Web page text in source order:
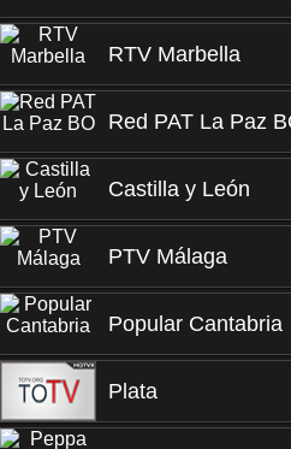
RTV Marbella
Red PAT La Paz
Castilla y León
PTV Málaga
Popular Cantabria
Plata